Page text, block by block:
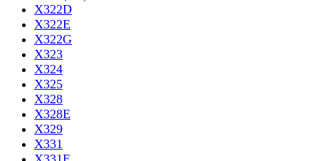
X322D
X322E
X322G
X323
X324
X325
X328
X328E
X329
X331